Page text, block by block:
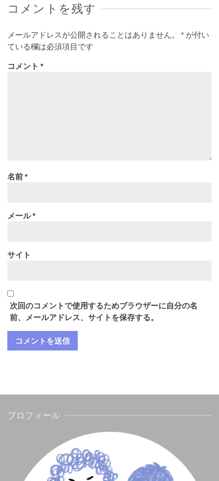
コメントを残す
メールアドレスが公開されることはありません。 * が付い
ている欄は必須項目です
コメント *
名前*
メール*
サイト
次回のコメントで使用するためブラウザーに自分の名
前、メールアドレス、サイトを保存する。
プロフィール